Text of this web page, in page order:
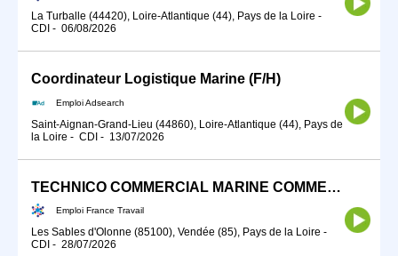
La Turballe (44420), Loire-Atlantique (44), Pays de la Loire -
CDI - 06/08/2026
Coordinateur Logistique Marine (F/H)
Emploi Adsearch
Saint-Aignan-Grand-Lieu (44860), Loire-Atlantique (44), Pays de
la Loire - CDI - 13/07/2026
TECHNICO COMMERCIAL MARINE COMMERCIALE (H/F)
Emploi France Travail
Les Sables d'Olonne (85100), Vendée (85), Pays de la Loire -
CDI - 28/07/2026